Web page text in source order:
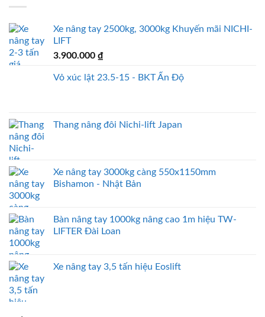
Xe nâng tay 2500kg, 3000kg Khuyến mãi NICHI-
LIFT
3.900.000 ₫
Vỏ xúc lật 23.5-15 - BKT Ấn Độ
Thang nâng đôi Nichi-lift Japan
Xe nâng tay 3000kg càng 550x1150mm
Bishamon - Nhật Bản
Bàn nâng tay 1000kg nâng cao 1m hiệu TW-
LIFTER Đài Loan
Xe nâng tay 3,5 tấn hiệu Eoslift